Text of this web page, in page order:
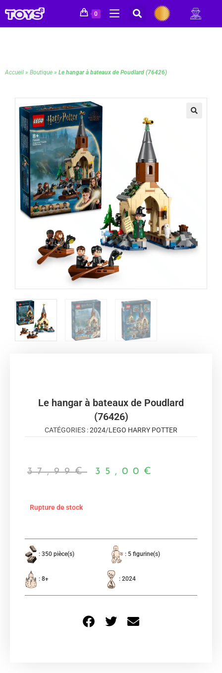
0
Accueil » Boutique » Le hangar à bateaux de Poudlard (76426)
Le hangar à bateaux de Poudlard
(76426)
CATÉGORIES :2024/LEGO HARRY POTTER
37,99€ 35,00 €
Rupture de stock
: 350 pièce(s) : 5 figurine(s)
: 8+ : 2024